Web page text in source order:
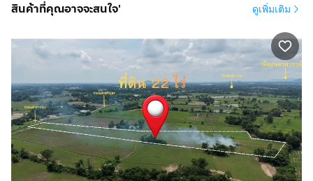
สินค้าที่คุณอาจจะสนใจ' ดูเพิ่มเติม